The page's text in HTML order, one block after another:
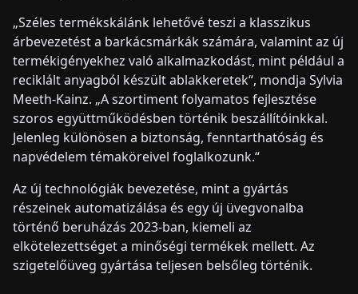
„Széles termékskálánk lehetővé teszi a klasszikus
árbevezetést a barkácsmárkák számára, valamint az új
termékigényekhez való alkalmazkodást, mint például a
reciklált anyagból készült ablakkeretek“, mondja Sylvia
Meeth-Kainz. „A szortiment folyamatos fejlesztése
szoros együttműködésben történik beszállítóinkkal.
Jelenleg különösen a biztonság, fenntarthatóság és
napvédelem témaköreivel foglalkozunk.“
Az új technológiák bevezetése, mint a gyártás
részeinek automatizálása és egy új üvegvonalba
történő beruházás 2023-ban, kiemeli az
elkötelezettséget a minőségi termékek mellett. Az
szigetelőüveg gyártása teljesen belsőleg történik.